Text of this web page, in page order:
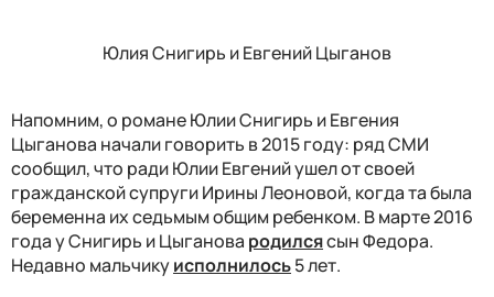
Юлия Снигирь и Евгений Цыганов
Напомним, о романе Юлии Снигирь и Евгения
Цыганова начали говорить в 2015 году: ряд СМИ
сообщил, что ради Юлии Евгений ушел от своей
гражданской супруги Ирины Леоновой, когда та была
беременна их седьмым общим ребенком. В марте 2016
года у Снигирь и Цыганова родилсясын Федора.
Недавно мальчикуисполнилось5 лет.